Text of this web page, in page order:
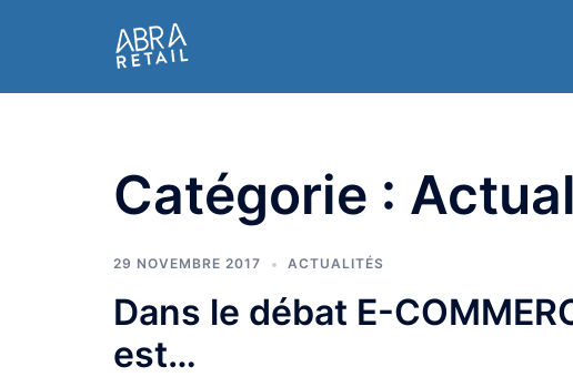
Catégorie :
29 NOVEMBRE 2017 ACTUALITÉS
Dans le débat E-
est…